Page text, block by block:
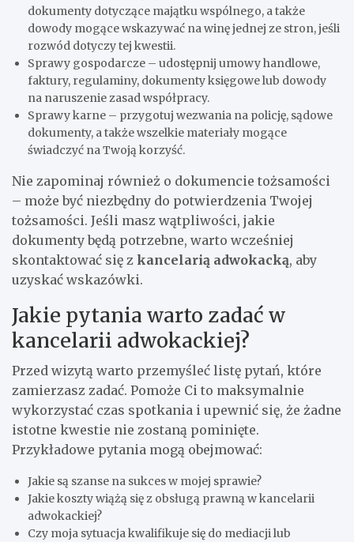
dokumenty dotyczące majątku wspólnego, a także
dowody mogące wskazywać na winę jednej ze stron, jeśli
rozwód dotyczy tej kwestii.
Sprawy gospodarcze – udostępnij umowy handlowe,
faktury, regulaminy, dokumenty księgowe lub dowody
na naruszenie zasad współpracy.
Sprawy karne – przygotuj wezwania na policję, sądowe
dokumenty, a także wszelkie materiały mogące
świadczyć na Twoją korzyść.
Nie zapominaj również o dokumencie tożsamości
– może być niezbędny do potwierdzenia Twojej
tożsamości. Jeśli masz wątpliwości, jakie
dokumenty będą potrzebne, warto wcześniej
skontaktować się z kancelarią adwokacką, aby
uzyskać wskazówki.
Jakie pytania warto zadać w
kancelarii adwokackiej?
Przed wizytą warto przemyśleć listę pytań, które
zamierzasz zadać. Pomoże Ci to maksymalnie
wykorzystać czas spotkania i upewnić się, że żadne
istotne kwestie nie zostaną pominięte.
Przykładowe pytania mogą obejmować:
Jakie są szanse na sukces w mojej sprawie?
Jakie koszty wiążą się z obsługą prawną w kancelarii
adwokackiej?
Czy moja sytuacja kwalifikuje się do mediacji lub